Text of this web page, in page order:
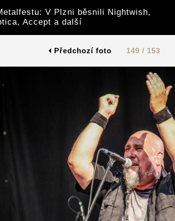
V Plzni běsnili Nightwish,
Accept a další
Předchozí foto 149 / 153